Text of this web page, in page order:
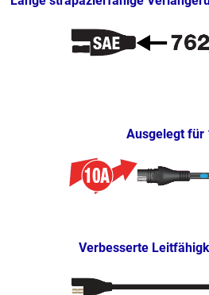
Ausgelegt für
Verbesserte